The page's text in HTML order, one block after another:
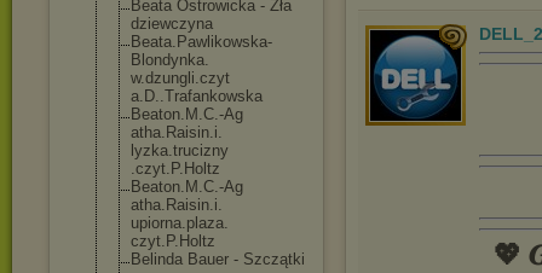
Beata Ostrowicka - Zła
dziewczyna
Beata.Pawlikowska-
Blondynka.
w.dzungli.czyt
a.D..Trafankowska
Beaton.M.C.-Ag
atha.Raisin.i.
lyzka.trucizny
.czyt.P.Holtz
Beaton.M.C.-Ag
atha.Raisin.i.
upiorna.plaza.
czyt.P.Holtz
Belinda Bauer - Szczątki
💖